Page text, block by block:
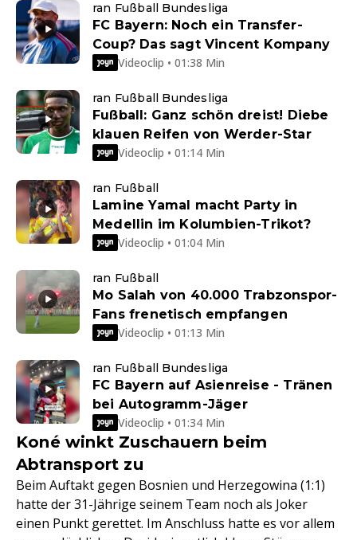
ran Fußball Bundesliga
FC Bayern: Noch ein Transfer-
Coup? Das sagt Vincent Kompany
Videoclip • 01:38 Min
ran Fußball Bundesliga
Fußball: Ganz schön dreist! Diebe
klauen Reifen von Werder-Star
Videoclip • 01:14 Min
ran Fußball
Lamine Yamal macht Party in
Medellin im Kolumbien-Trikot?
Videoclip • 01:04 Min
ran Fußball
Mo Salah von 40.000 Trabzonspor-
Fans frenetisch empfangen
Videoclip • 01:13 Min
ran Fußball Bundesliga
FC Bayern auf Asienreise - Tränen
bei Autogramm-Jäger
Videoclip • 01:34 Min
Koné winkt Zuschauern beim
Abtransport zu
Beim Auftakt gegen Bosnien und Herzegowina (1:1)
hatte der 31-Jährige seinem Team noch als Joker
einen Punkt gerettet. Im Anschluss hatte es vor allem